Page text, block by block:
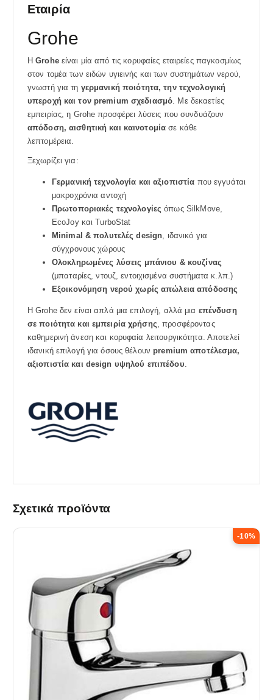
Εταιρία
Grohe
ΗGroheείναι μία από τις κορυφαίες εταιρείες παγκοσμίως
στον τομέα των ειδών υγιεινής και των συστημάτων νερού,
γνωστή για τη γερμανική ποιότητα, την τεχνολογική
υπεροχή και τον premium σχεδιασμό. Με δεκαετίες
εμπειρίας, η Grohe προσφέρει λύσεις που συνδυάζουν
απόδοση, αισθητική και καινοτομία σε κάθε
λεπτομέρεια.
Ξεχωρίζει για:
Γερμανική τεχνολογία και αξιοπιστία που εγγυάται
μακροχρόνια αντοχή
Πρωτοποριακές τεχνολογίες όπως SilkMove,
EcoJoy και TurboStat
Minimal & πολυτελές design , ιδανικό για
σύγχρονους χώρους
Ολοκληρωμένες λύσεις μπάνιου & κουζίνας
(μπαταρίες, ντουζ, εντοιχισμένα συστήματα κ.λπ.)
Εξοικονόμηση νερού χωρίς απώλεια απόδοσης
Η Grohe δεν είναι απλά μια επιλογή, αλλά μια επένδυση
σε ποιότητα και εμπειρία χρήσης , προσφέροντας
καθημερινή άνεση και κορυφαία λειτουργικότητα. Αποτελεί
ιδανική επιλογή για όσους θέλουν premium αποτέλεσμα,
αξιοπιστία και design υψηλού επιπέδου
Σχετικά προϊόντα
-10%